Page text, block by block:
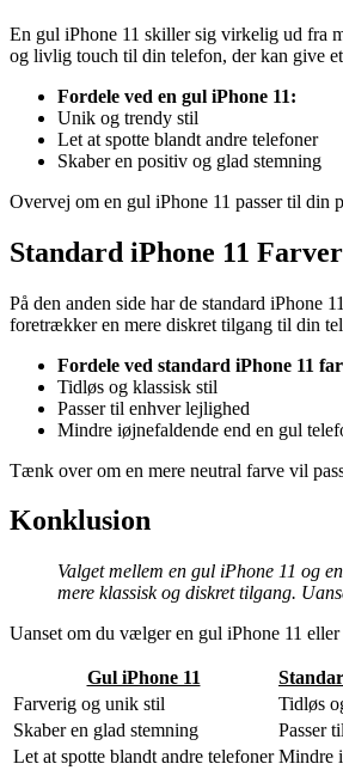
En gul iPhone 11 skiller sig virkelig ud fra
og livlig touch til din telefon, der kan give
Fordele ved en gul iPhone 11:
Unik og trendy stil
Let at spotte blandt andre telefoner
Skaber en positiv og glad stemning
Overvej om en gul iPhone 11 passer til
Standard iPhone 11
På den anden side har de standard iPhone
foretrækker en mere diskret tilgang til din
Fordele ved standard iPhone 11
Tidløs og klassisk stil
Passer til enhver lejlighed
Mindre iøjnefaldende end en gul
Tænk over om en mere neutral farve vil
Konklusion
Valget mellem en gul iPhone 11 og
mere klassisk og diskret tilgang.
Uanset om du vælger en gul iPhone 11
Gul iPhone 11
Farverig og unik stil
Tidløs
Skaber en glad stemning
Passer
Let at spotte blandt andre telefoner Mindre